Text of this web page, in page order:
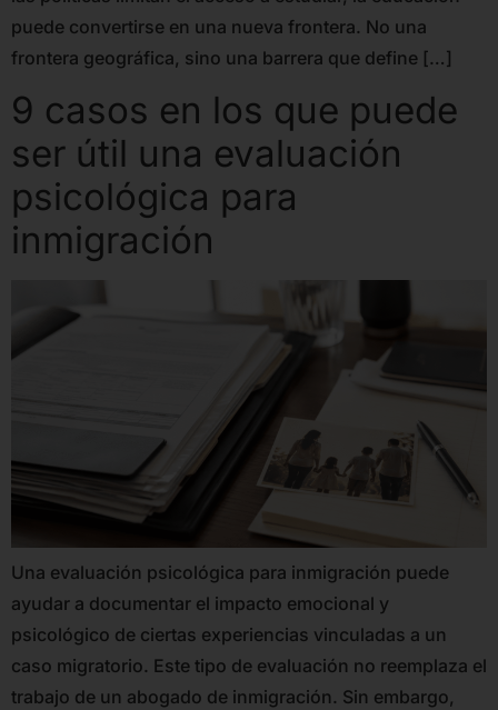
puede convertirse en una nueva frontera. No una
frontera geográfica, sino una barrera que define […]
9 casos en los que puede
ser útil una evaluación
psicológica para
inmigración
Una evaluación psicológica para inmigración puede
ayudar a documentar el impacto emocional y
psicológico de ciertas experiencias vinculadas a un
caso migratorio. Este tipo de evaluación no reemplaza el
trabajo de un abogado de inmigración. Sin embargo,